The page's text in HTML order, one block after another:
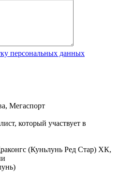
персональных данных
Мегаспорт